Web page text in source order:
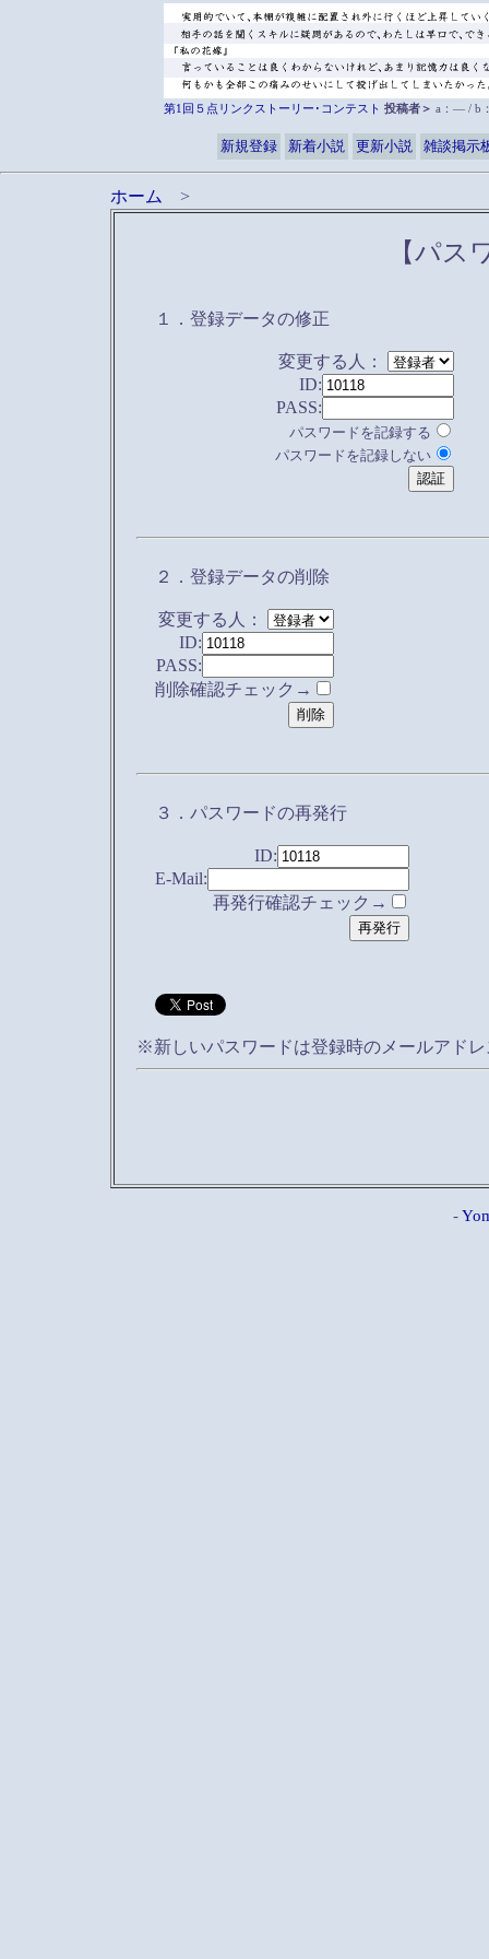
第1回５点リンクストーリー･コンテスト 投稿者＞ a：― / b
新規登録 新着小説 更新小説 雑談掲示
ホーム >
【パス
１．登録データの修正
変更する人：
ID:
PASS:
パスワードを記録する
パスワードを記録しない
２．登録データの削除
変更する人：
ID:
PASS:
削除確認チェック→
３．パスワードの再発行
ID:
E-Mail:
再発行確認チェック→
※新しいパスワードは登録時のメールアド
-